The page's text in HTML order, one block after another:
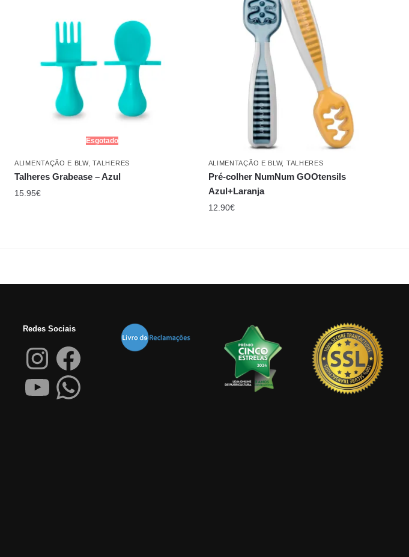
Esgotado
ALIMENTAÇÃO E BLW,TALHERES
Talheres Grabease – Azul
15.95€
ALIMENTAÇÃO E BLW, TALHERES
Pré-colher NumNum GOOtensils
Azul+Laranja
12.90€
Redes Sociais